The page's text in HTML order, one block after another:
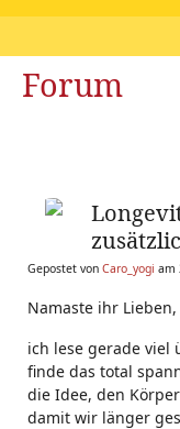
Forum
Gepostet von Caro_yogi am
Namaste ihr Lieben,
ich lese gerade viel
finde das total
die Idee, den
damit wir länger